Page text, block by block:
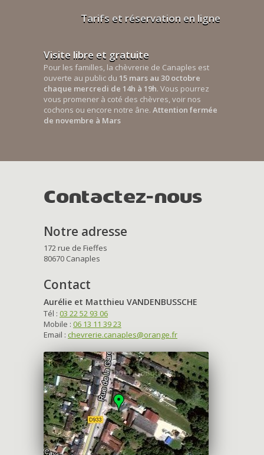
Tarifs et réservation en ligne
Visite libre et gratuite
Pour les familles, la chèvrerie de Canaples est
ouverte au public du 15 mars au 30 octobre
chaque mercredi de 14h à 19h. Vous pourrez
vous promener à coté des chèvres, voir nos
cochons ou encore notre âne. Attention fermée
de novembre à Mars
Contactez-nous
Notre adresse
172 rue de Fieffes
80670 Canaples
Contact
Aurélie et Matthieu VANDENBUSSCHE
Tél : 03 22 52 93 06
Mobile : 06 13 11 39 23
Email : chevrerie.canaples@orange.fr